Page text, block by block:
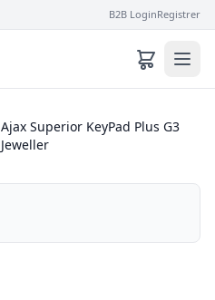
B2B LoginRegistrer
Ajax Superior KeyPad Plus G3
Jeweller